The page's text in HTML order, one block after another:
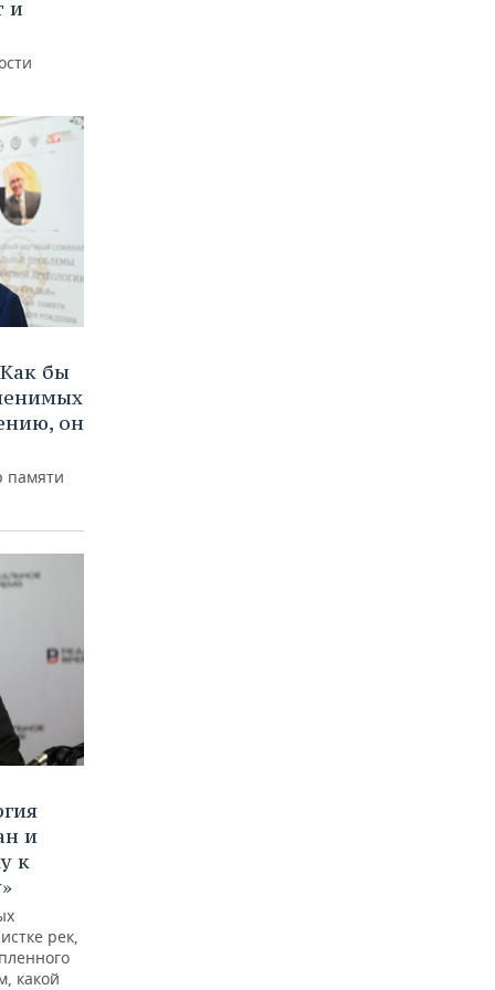
и
бы
он
памяти
и
к
рек,
какой